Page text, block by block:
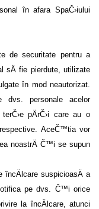
în afara SpaČ›iului
de securitate pentru a
sÄ fie pierdute, utilizate
în mod neautorizat.
dvs. personale acelor
pÄrČ›i care au o
AceČ™tia vor
noastrÄ Č™i se supun
suspicioasÄ a
pe dvs. Č™i orice
la încÄlcare, atunci